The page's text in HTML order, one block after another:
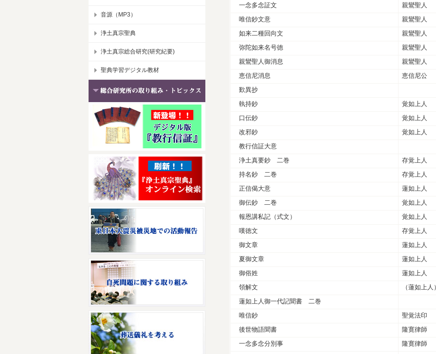
音源（MP3）
浄土真宗聖典
浄土真宗総合研究(研究紀要)
聖典学習デジタル教材
一念多念証文 親鸞聖人
唯信鈔文意 親鸞聖人
如来二種回向文 親鸞聖人
弥陀如来名号徳 親鸞聖人
親鸞聖人御消息 親鸞聖人
恵信尼消息 恵信尼公
歎異抄
執持鈔 覚如上人
口伝鈔 覚如上人
改邪鈔 覚如上人
教行信証大意
浄土真要鈔 二巻 存覚上人
持名鈔 二巻 存覚上人
正信偈大意 蓮如上人
御伝鈔 二巻 覚如上人
報恩講私記（式文） 覚如上人
嘆徳文 存覚上人
御文章 蓮如上人
夏御文章 蓮如上人
御俗姓 蓮如上人
領解文 （蓮如上人
蓮如上人御一代記聞書 二巻
唯信鈔 聖覚法印
後世物語聞書 隆寛律師
一念多念分別事 隆寛律師